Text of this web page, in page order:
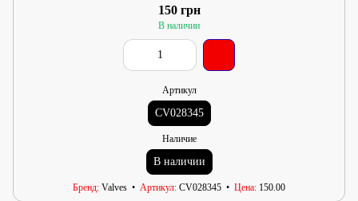
150 грн
В наличии
Артикул
CV028345
Наличие
В наличии
Бренд Valves Артикул CV028345 Цена 150.00